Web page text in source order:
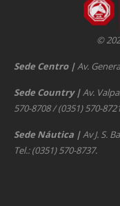
©
Sede Centro |Av.
Sede Country |Av.
570-8708 / (0351) 570-
Sede Náutica |Av J. S.
Tel.: (0351) 570-8737.